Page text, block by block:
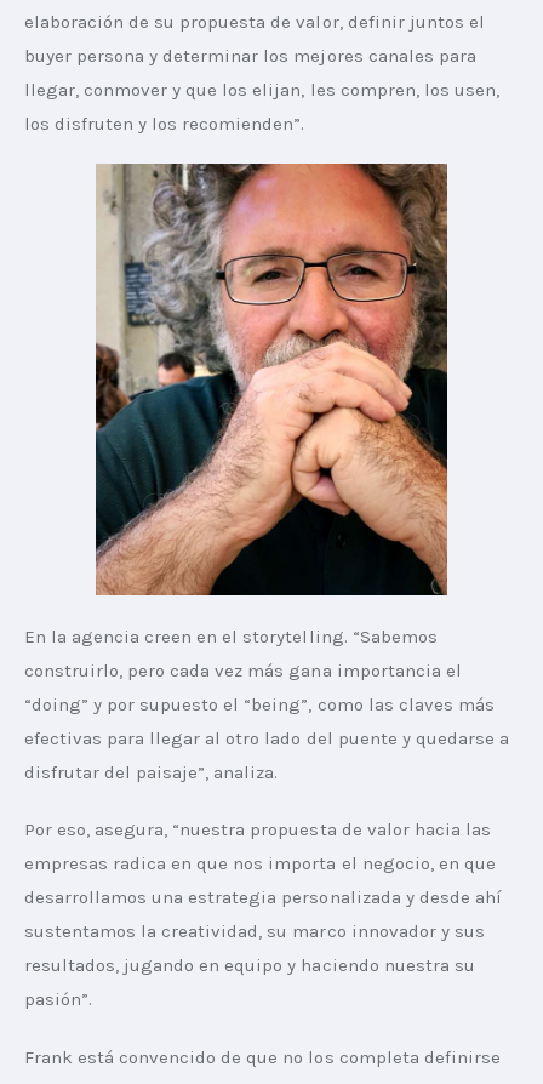
elaboración de su propuesta de valor, definir juntos el
buyer persona y determinar los mejores canales para
llegar, conmover y que los elijan, les compren, los usen,
los disfruten y los recomienden”.
En la agencia creen en el storytelling. “Sabemos
construirlo, pero cada vez más gana importancia el
“doing” y por supuesto el “being”, como las claves más
efectivas para llegar al otro lado del puente y quedarse a
disfrutar del paisaje”, analiza.
Por eso, asegura, “nuestra propuesta de valor hacia las
empresas radica en que nos importa el negocio, en que
desarrollamos una estrategia personalizada y desde ahí
sustentamos la creatividad, su marco innovador y sus
resultados, jugando en equipo y haciendo nuestra su
pasión”.
Frank está convencido de que no los completa definirse